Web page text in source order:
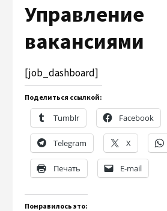
Управление
вакансиями
[job_dashboard]
Поделиться ссылкой:
Tumblr Facebook
Telegram X
Печать E-mail
Понравилось это: